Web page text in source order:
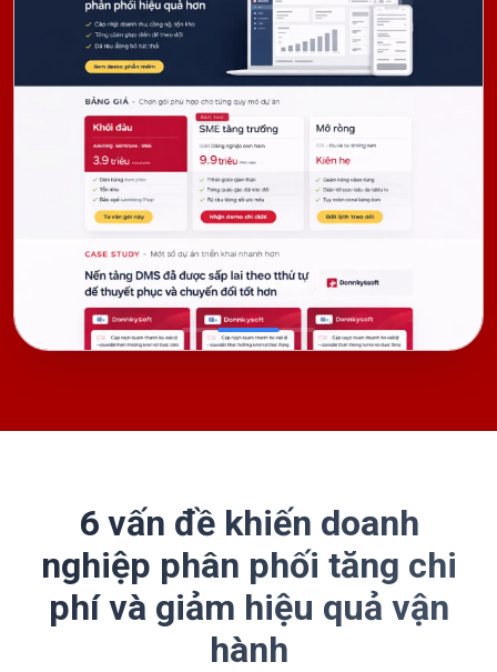
6 vấn đề khiến doanh
nghiệp phân phối tăng chi
phí và giảm hiệu quả vận
hành